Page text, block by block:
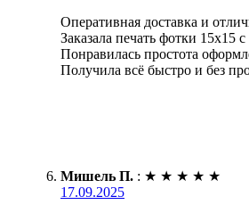
Оперативная доставка и
Заказала печать фотки 15х15
Понравилась простота
Получила всё быстро и без
Мишель П. : ★ ★ ★ ★ ★
17.09.2025